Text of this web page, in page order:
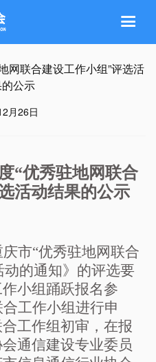

网联合建设工作小组”评选活
公示
月26日
“优秀驻地网联合
活动结果的公示
市“优秀驻地网联合
的通知》的评选要
小组踊跃报名参
工作小组进行申
工作组初审，在报
通信建设专业委员